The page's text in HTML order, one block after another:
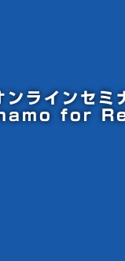
ラインセミ
for